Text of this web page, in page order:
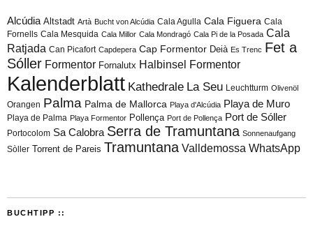
Alcúdia Altstadt Artà Bucht von Alcúdia Cala Agulla Cala Figuera Cala
Fornells Cala Mesquida Cala Millor Cala Mondragó Cala Pi de la Posada Cala
Ratjada Can Picafort Capdepera Cap Formentor Deià Es Trenc Fet a
Sóller Formentor Fornalutx Halbinsel Formentor
Kalenderblatt Kathedrale La Seu Leuchtturm Olivenöl
Orangen Palma Palma de Mallorca Playa d'Alcúdia Playa de Muro
Playa de Palma Playa Formentor Pollença Port de Pollença Port de Sóller
Portocolom Sa Calobra Serra de Tramuntana Sonnenaufgang
Sòller Torrent de Pareis Tramuntana Valldemossa WhatsApp
BUCHTIPP ::